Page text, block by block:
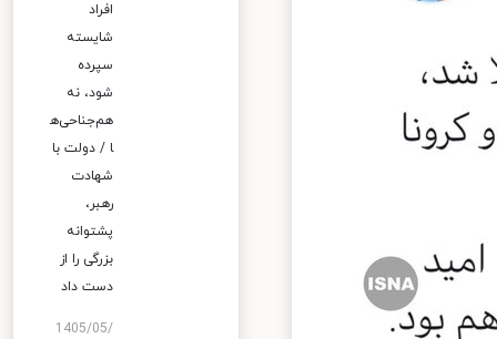
افراد
شایسته
سپرده
شود، نه
هم‌جناحی‌ه
ا / دولت با
شهادت
رهبر،
پشتوانه
بزرگی را از
دست داد
1405/05/